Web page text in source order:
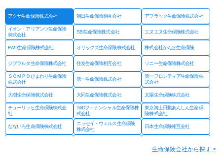
アクサ生命保険株式会社 朝日生命保険相互会社 アフラック生命保険株式会社
イオン・アリアンツ生命保険
株式会社
SBI生命保険株式会社 エヌエヌ生命保険株式会社
FWD生命保険株式会社 オリックス生命保険株式会社 株式会社かんぽ生命保険
ジブラルタ生命保険株式会社 住友生命保険相互会社 ソニー生命保険株式会社
ＳＯＭＰＯひまわり生命保険
株式会社
第一生命保険株式会社
第一フロンティア生命保険株
式会社
大樹生命保険株式会社 大同生命保険株式会社 太陽生命保険株式会社
チューリッヒ生命保険株式会
社
T&Dフィナンシャル生命保険株
式会社
東京海上日動あんしん生命保
険株式会社
なないろ生命保険株式会社
ニッセイ・ウェルス生命保険
株式会社
日本生命保険相互会社
生命保険会社から探す >